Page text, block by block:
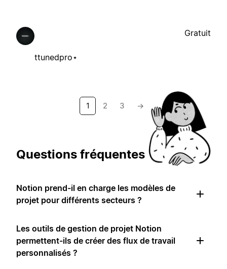
ttunedpro⋆
Gratuit
1 2 3 →
Questions fréquentes
Notion prend-il en charge les modèles de
projet pour différents secteurs ?
Les outils de gestion de projet Notion
permettent-ils de créer des flux de travail
personnalisés ?